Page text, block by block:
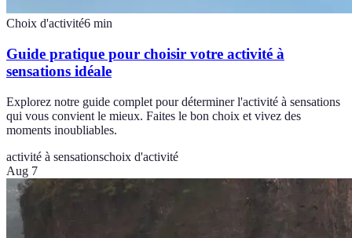
Choix d'activité6 min
Guide pratique pour choisir votre activité à
sensations idéale
Explorez notre guide complet pour déterminer l'activité à sensations
qui vous convient le mieux. Faites le bon choix et vivez des
moments inoubliables.
activité à sensationschoix d'activité
Aug 7